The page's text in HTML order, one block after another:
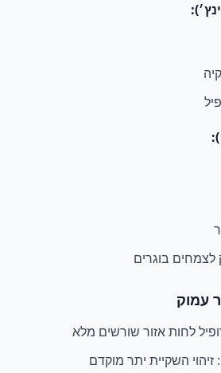
לצמחים בוגרים
עמוק
לחות אזור שורשים מלא
: זיהוי השקיית יתר מוקדם